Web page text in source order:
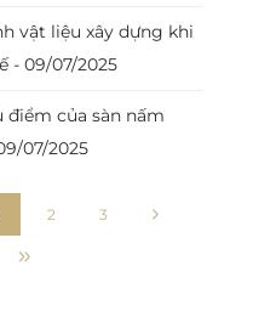
vật liệu xây dựng khi
- 09/07/2025
điểm của sàn nấm
07/2025
2 3